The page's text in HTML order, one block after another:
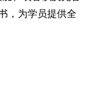
，为学员提供全